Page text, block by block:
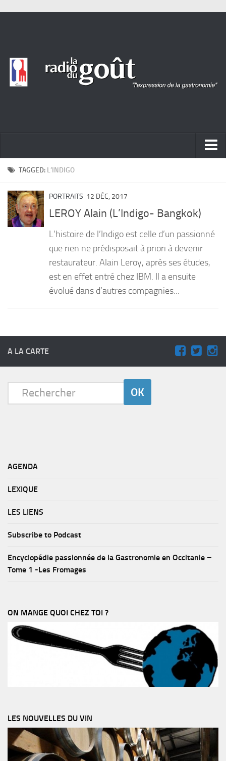
ACTUALITÉ
PORTRAITS
LIVRES
TAGGED: L’INDIGO
PORTRAITS 12 DÉC, 2017
LEROY Alain (L’Indigo- Bangkok)
L’histoire de l’Indigo est celle d’un passionné
que rien ne prédisposait à priori à devenir
restaurateur. Alain Leroy, après ses études,
est en effet entré chez IBM. Il a ensuite
évolué dans d’autres compagnies...
A LA CARTE
AGENDA
LEXIQUE
LES LIENS
Subscribe to Podcast
Encyclopédie passionnée de la Gastronomie en Occitanie –
Tome 1 -Les Fromages
ON MANGE QUOI CHEZ TOI ?
LES NOUVELLES DU VIN